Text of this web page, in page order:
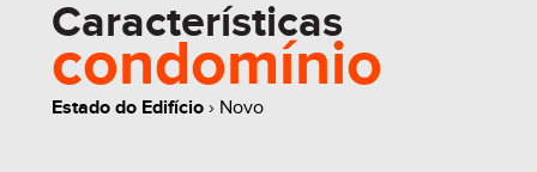
whats contate
Características
condomínio
Estado do Edifício› Novo